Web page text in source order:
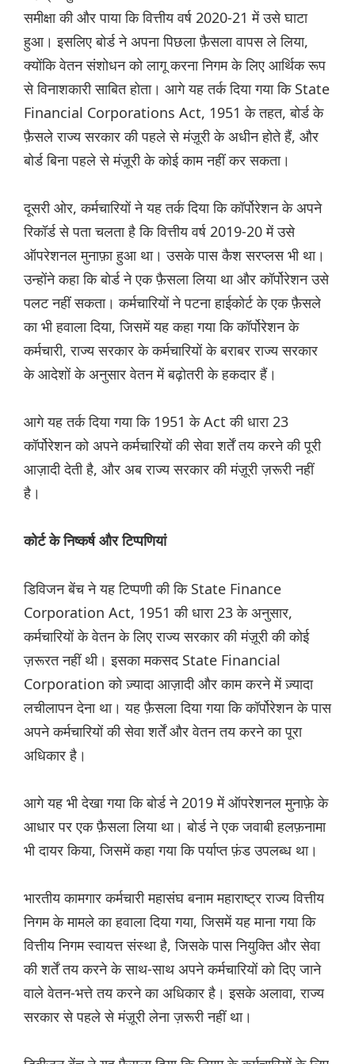
समीक्षा की और पाया कि वित्तीय वर्ष 2020-21 में उसे घाटा
हुआ। इसलिए बोर्ड ने अपना पिछला फ़ैसला वापस ले लिया,
क्योंकि वेतन संशोधन को लागू करना निगम के लिए आर्थिक रूप
से विनाशकारी साबित होता। आगे यह तर्क दिया गया कि State
Financial Corporations Act, 1951 के तहत, बोर्ड के
फ़ैसले राज्य सरकार की पहले से मंज़ूरी के अधीन होते हैं, और
बोर्ड बिना पहले से मंज़ूरी के कोई काम नहीं कर सकता।
दूसरी ओर, कर्मचारियों ने यह तर्क दिया कि कॉर्पोरेशन के अपने
रिकॉर्ड से पता चलता है कि वित्तीय वर्ष 2019-20 में उसे
ऑपरेशनल मुनाफ़ा हुआ था। उसके पास कैश सरप्लस भी था।
उन्होंने कहा कि बोर्ड ने एक फ़ैसला लिया था और कॉर्पोरेशन उसे
पलट नहीं सकता। कर्मचारियों ने पटना हाईकोर्ट के एक फ़ैसले
का भी हवाला दिया, जिसमें यह कहा गया कि कॉर्पोरेशन के
कर्मचारी, राज्य सरकार के कर्मचारियों के बराबर राज्य सरकार
के आदेशों के अनुसार वेतन में बढ़ोतरी के हकदार हैं।
आगे यह तर्क दिया गया कि 1951 के Act की धारा 23
कॉर्पोरेशन को अपने कर्मचारियों की सेवा शर्तें तय करने की पूरी
आज़ादी देती है, और अब राज्य सरकार की मंज़ूरी ज़रूरी नहीं
है।
कोर्ट के निष्कर्ष और टिप्पणियां
डिविजन बेंच ने यह टिप्पणी की कि State Finance
Corporation Act, 1951 की धारा 23 के अनुसार,
कर्मचारियों के वेतन के लिए राज्य सरकार की मंज़ूरी की कोई
ज़रूरत नहीं थी। इसका मकसद State Financial
Corporation को ज़्यादा आज़ादी और काम करने में ज़्यादा
लचीलापन देना था। यह फ़ैसला दिया गया कि कॉर्पोरेशन के पास
अपने कर्मचारियों की सेवा शर्तें और वेतन तय करने का पूरा
अधिकार है।
आगे यह भी देखा गया कि बोर्ड ने 2019 में ऑपरेशनल मुनाफ़े के
आधार पर एक फ़ैसला लिया था। बोर्ड ने एक जवाबी हलफ़नामा
भी दायर किया, जिसमें कहा गया कि पर्याप्त फ़ंड उपलब्ध था।
भारतीय कामगार कर्मचारी महासंघ बनाम महाराष्ट्र राज्य वित्तीय
निगम के मामले का हवाला दिया गया, जिसमें यह माना गया कि
वित्तीय निगम स्वायत्त संस्था है, जिसके पास नियुक्ति और सेवा
की शर्तें तय करने के साथ-साथ अपने कर्मचारियों को दिए जाने
वाले वेतन-भत्ते तय करने का अधिकार है। इसके अलावा, राज्य
सरकार से पहले से मंज़ूरी लेना ज़रूरी नहीं था।